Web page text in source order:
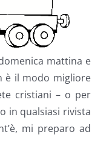
mattina e
è il modo migliore
cristiani – o per
in qualsiasi rivista
mi preparo ad